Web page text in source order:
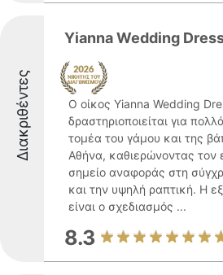
Διακριθέντες
Yianna Wedding
Ο οίκος Yianna Wedding
δραστηριοποιείται για
τομέα του γάμου και της
Αθήνα, καθιερώνοντας τον
σημείο αναφοράς στη
και την υψηλή ραπτική. Η
είναι ο σχεδιασμός ...
8.3